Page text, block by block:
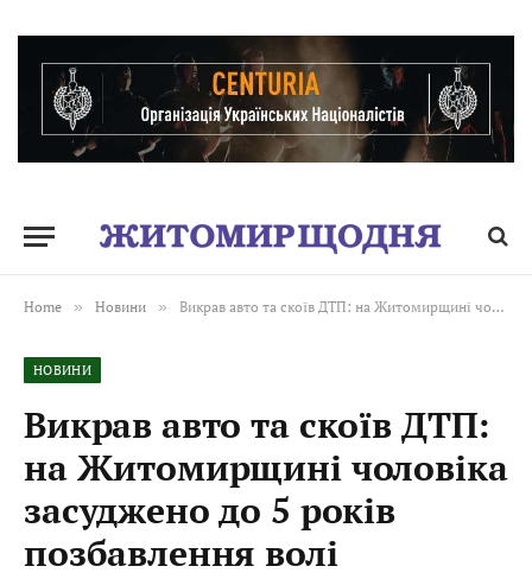
Home » Новини » Викрав авто та скоїв ДТП: на Житомирщині чоловіка засуджено до 5 років позбавлення волі
НОВИНИ
Викрав авто та скоїв ДТП:
на Житомирщині чоловіка
засуджено до 5 років
позбавлення волі